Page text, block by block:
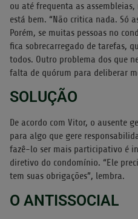
ou até frequenta as
está bem. “Não critica nada. Só
Porém, se muitas pessoas no
fica sobrecarregado de tarefas,
todos. Outro problema dos que
falta de quórum para deliberar
SOLUÇÃO
De acordo com Vitor, o ausente
para algo que gere
fazê-lo ser mais participativo é
diretivo do condomínio. “Ele
tem suas obrigações”, lembra.
O ANTISSOCIAL